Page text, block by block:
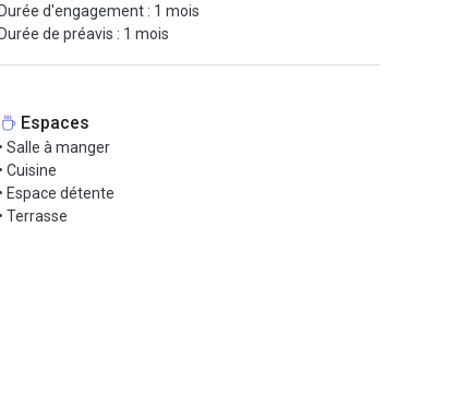
ou en petite équipe, vous trouverez ici un
d'engagement : 1 mois
de préavis : 1 mois
Espaces
• Salle à manger
• Cuisine
• Espace détente
• Terrasse